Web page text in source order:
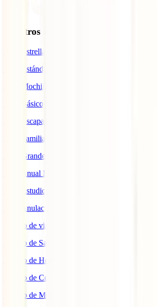
Nuestros seguros
IATI Estrella
IATI Estándar
IATI Mochilero
IATI Básico
IATI Escapadas
IATI Familia
IATI Grandes Viajeros
IATI Anual Multiviaje
IATI Estudios
IATI Anulación Premium
Seguro de viaje COVID
Seguro de Salud
Seguro de Hogar
Seguro de Coche
Seguro de Moto